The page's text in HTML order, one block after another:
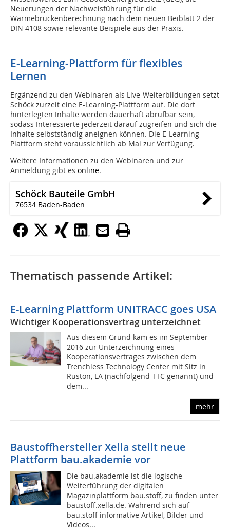
Neuerungen der Nachweisführung für die
Wärmebrückenberechnung nach dem neuen Beiblatt 2 der
DIN 4108 sowie relevante Beispiele aus der Praxis.
E-Learning-Plattform für flexibles
Lernen
Ergänzend zu den Webinaren als Live-Weiterbildungen setzt
Schöck zurzeit eine E-Learning-Plattform auf. Die dort
hinterlegten Inhalte werden dauerhaft abrufbar sein,
sodass Interessierte jederzeit darauf zugreifen und sich die
Inhalte selbstständig aneignen können. Die E-Learning-
Plattform steht voraussichtlich ab Mai zur Verfügung.
Weitere Informationen zu den Webinaren und zur
Anmeldung gibt es online.
Schöck Bauteile GmbH
76534 Baden-Baden
Thematisch passende Artikel:
E-Learning Plattform UNITRACC goes USA
Wichtiger Kooperationsvertrag unterzeichnet
Aus diesem Grund kam es im September
2016 zur Unterzeichnung eines
Kooperationsvertrages zwischen dem
Trenchless Technology Center mit Sitz in
Ruston, LA (nachfolgend TTC genannt) und
dem...
mehr
Baustoffhersteller Xella stellt neue
Plattform bau.akademie vor
Die bau.akademie ist die logische
Weiterführung der digitalen
Magazinplattform bau.stoff, zu finden unter
baustoff.xella.de. Während sich auf
bau.stoff informative Artikel, Bilder und
Videos...